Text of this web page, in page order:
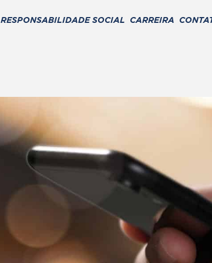
RESPONSABILIDADE SOCIAL CARREIRA